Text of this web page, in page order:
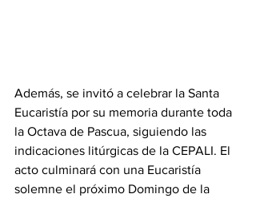
Además, se invitó a celebrar la Santa
Eucaristía por su memoria durante toda
la Octava de Pascua, siguiendo las
indicaciones litúrgicas de la CEPALI. El
acto culminará con una Eucaristía
solemne el próximo Domingo de la